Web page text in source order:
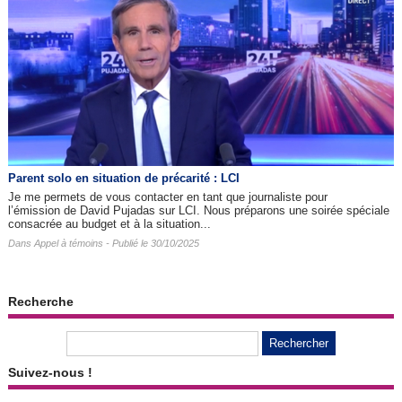
Parent solo en situation de précarité : LCI
Je me permets de vous contacter en tant que journaliste pour
l’émission de David Pujadas sur LCI. Nous préparons une soirée spéciale
consacrée au budget et à la situation...
Dans Appel à témoins - Publié le 30/10/2025
Recherche
Suivez-nous !